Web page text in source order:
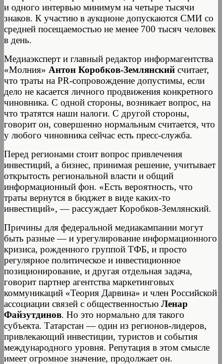
и одного интервью минимум на четыре тысячи
знаков. К участию в аукционе допускаются СМИ со
средней посещаемостью не менее 700 тысяч человек
в день.
Медиаэксперт и главный редактор информагентства
«Молния» Антон Коробков-Землянский считает,
что траты на PR-сопровождение допустимы, если
дело не касается личного продвижения конкретного
чиновника. С одной стороны, возникает вопрос, на
что тратятся наши налоги. С другой стороны,
говорит он, совершенно нормальным считается, что
у любого чиновника сейчас есть пресс-служба.
Перед регионами стоит вопрос привлечения
инвестиций, а бизнес, принимая решение, учитывает
открытость региональной власти и общий
информационный фон. «Есть вероятность, что
траты вернутся в бюджет в виде каких-то
инвестиций», — рассуждает Коробков-Землянский.
Причины для федеральной медиакампании могут
быть разные — и урегулирование информационного
кризиса, рожденного группой ТФБ, и просто
регулярное политическое и инвестиционное
позиционирование, и другая отдельная задача,
говорит партнер агентства маркетинговых
коммуникаций «Теория Дарвина» и член Российской
ассоциации связей с общественностью Ленар
Файзутдинов. Но это нормально для такого
субъекта. Татарстан — один из регионов-лидеров,
привлекающий инвестиции, туристов и события
международного уровня. Репутация в этом смысле
имеет огромное значение, продолжает он.